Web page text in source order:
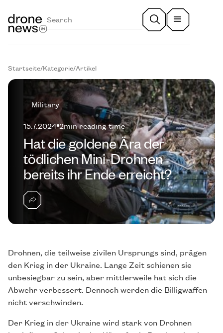
Startseite/Kategorie/Artikel
Military
15.7.2024 2min reading time
Hat die goldene Ära der
tödlichen Mini-Drohnen
bereits ihr Ende erreicht?
Drohnen, die teilweise zivilen Ursprungs sind, prägen
den Krieg in der Ukraine. Lange Zeit schienen sie
unbesiegbar zu sein, aber mittlerweile hat sich die
Abwehr verbessert. Dennoch werden die Billigwaffen
nicht verschwinden.
Der Krieg in der Ukraine wird stark von Drohnen